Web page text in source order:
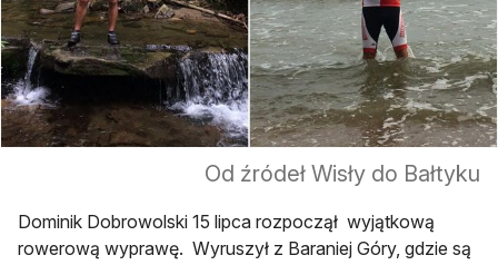
Od źródeł Wisły do Bałtyku
Dominik Dobrowolski 15 lipca rozpoczął wyjątkową
rowerową wyprawę. Wyruszył z Baraniej Góry, gdzie są